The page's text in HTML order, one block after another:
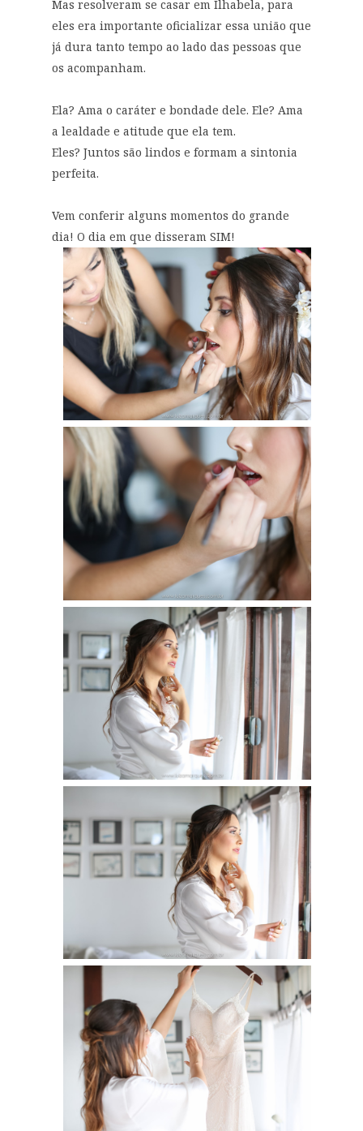
Mas resolveram se casar em Ilhabela, para
eles era importante oficializar essa união que
já dura tanto tempo ao lado das pessoas que
os acompanham.
Ela? Ama o caráter e bondade dele. Ele? Ama
a lealdade e atitude que ela tem.
Eles? Juntos são lindos e formam a sintonia
perfeita.
Vem conferir alguns momentos do grande
dia! O dia em que disseram SIM!